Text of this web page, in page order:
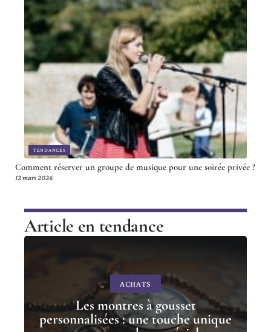
TENDANCES
Comment réserver un groupe de musique pour une soirée privée ?
12 mars 2026
Article en tendance
ACHATS
Les montres à gousset
personnalisées : une touche unique